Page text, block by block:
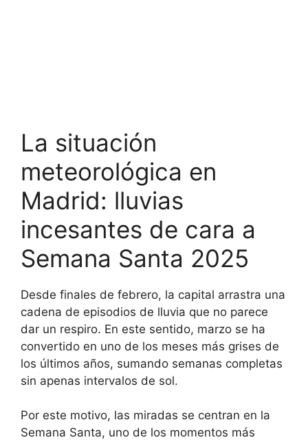
La situación
meteorológica en
Madrid: lluvias
incesantes de cara a
Semana Santa 2025
Desde finales de febrero, la capital arrastra una
cadena de episodios de lluvia que no parece
dar un respiro. En este sentido, marzo se ha
convertido en uno de los meses más grises de
los últimos años, sumando semanas completas
sin apenas intervalos de sol.
Por este motivo, las miradas se centran en la
Semana Santa, uno de los momentos más